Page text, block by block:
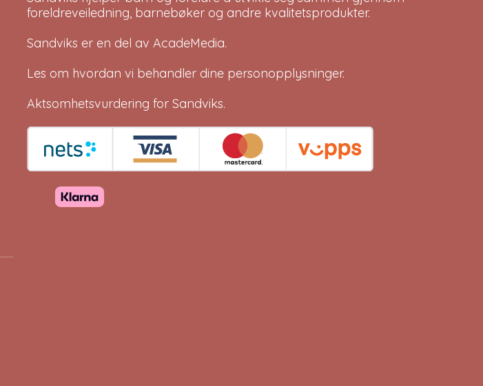
foreldreveiledning, barnebøker og andre kvalitetsprodukter.
Sandviks er en del av AcadeMedia.
Les om hvordan vi behandler dine personopplysninger.
Aktsomhetsvurdering for Sandviks.